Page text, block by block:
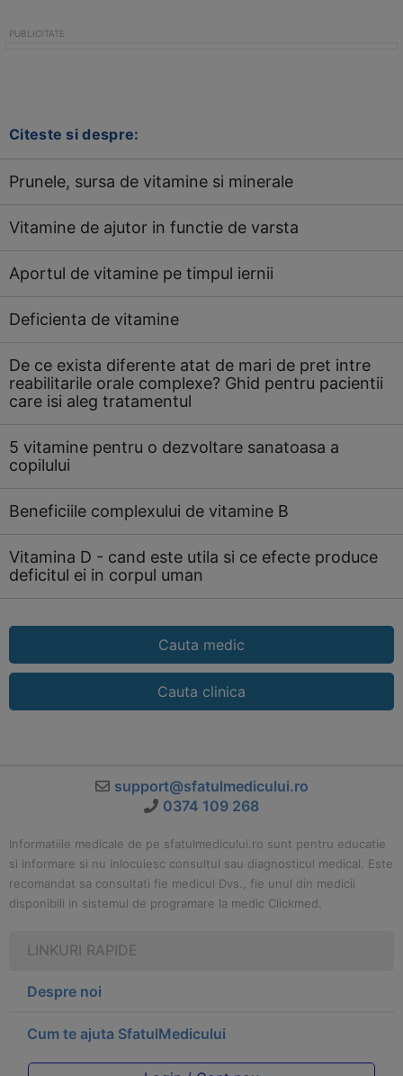
Citeste si despre:
Prunele, sursa de vitamine si minerale
Vitamine de ajutor in functie de varsta
Aportul de vitamine pe timpul iernii
Deficienta de vitamine
De ce exista diferente atat de mari de pret intre
reabilitarile orale complexe? Ghid pentru pacientii
care isi aleg tratamentul
5 vitamine pentru o dezvoltare sanatoasa a
copilului
Beneficiile complexului de vitamine B
Vitamina D - cand este utila si ce efecte produce
deficitul ei in corpul uman
Cauta medic
Cauta clinica
support@sfatulmedicului.ro
0374 109 268
Informatiile medicale de pe sfatulmedicului.ro sunt pentru educatie
si informare si nu inlocuiesc consultul sau diagnosticul medical. Este
recomandat sa consultati fie medicul Dvs., fie unul din medicii
disponibili in sistemul de programare la medic Clickmed.
LINKURI RAPIDE
Despre noi
Cum te ajuta SfatulMedicului